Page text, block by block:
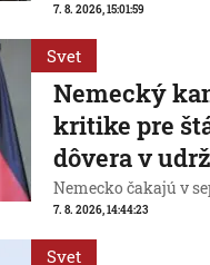
7. 8. 2026, 15:01:59
Svet
Nemecký
kritike pre
dôvera v
Nemecko čakajú v
7. 8. 2026, 14:44:23
Svet